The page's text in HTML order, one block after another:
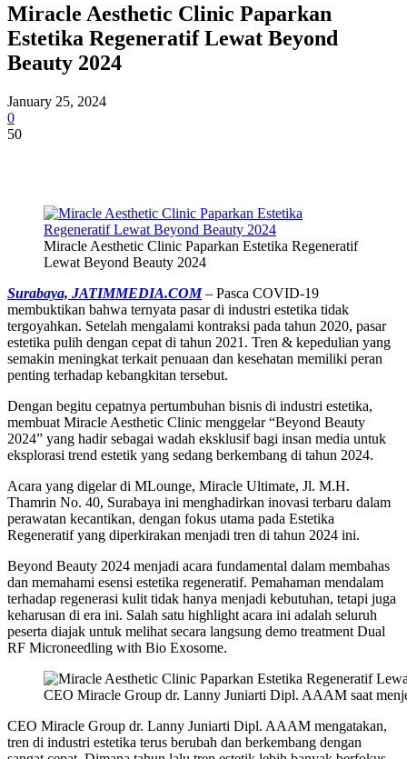
Miracle Aesthetic Clinic Paparkan
Estetika Regeneratif Lewat Beyond
Beauty 2024
January 25, 2024
0
50
Miracle Aesthetic Clinic Paparkan Estetika Regeneratif
Lewat Beyond Beauty 2024
Surabaya, JATIMMEDIA.COM– Pasca COVID-19
membuktikan bahwa ternyata pasar di industri estetika tidak
tergoyahkan. Setelah mengalami kontraksi pada tahun 2020, pasar
estetika pulih dengan cepat di tahun 2021. Tren & kepedulian yang
semakin meningkat terkait penuaan dan kesehatan memiliki peran
penting terhadap kebangkitan tersebut.
Dengan begitu cepatnya pertumbuhan bisnis di industri estetika,
membuat Miracle Aesthetic Clinic menggelar “Beyond Beauty
2024” yang hadir sebagai wadah eksklusif bagi insan media untuk
eksplorasi trend estetik yang sedang berkembang di tahun 2024.
Acara yang digelar di MLounge, Miracle Ultimate, Jl. M.H.
Thamrin No. 40, Surabaya ini menghadirkan inovasi terbaru dalam
perawatan kecantikan, dengan fokus utama pada Estetika
Regeneratif yang diperkirakan menjadi tren di tahun 2024 ini.
Beyond Beauty 2024 menjadi acara fundamental dalam membahas
dan memahami esensi estetika regeneratif. Pemahaman mendalam
terhadap regenerasi kulit tidak hanya menjadi kebutuhan, tetapi juga
keharusan di era ini. Salah satu highlight acara ini adalah seluruh
peserta diajak untuk melihat secara langsung demo treatment Dual
RF Microneedling with Bio Exosome.
CEO Miracle Group dr. Lanny Juniarti Dipl. AAAM saat
CEO Miracle Group dr. Lanny Juniarti Dipl. AAAM mengatakan,
tren di industri estetika terus berubah dan berkembang dengan